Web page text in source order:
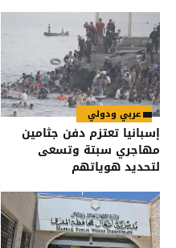
عربي ودولي
إسبانيا تعتزم دفن جثامين
مهاجري سبتة وتسعى
لتحديد هوياتهم